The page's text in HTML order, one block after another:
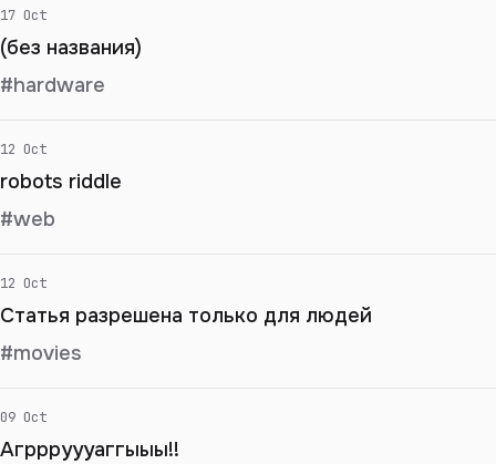
17 Oct
(без названия)
#hardware
12 Oct
robots riddle
#web
12 Oct
Статья разрешена только для людей
#movies
09 Oct
Агррруууаггыыы!!